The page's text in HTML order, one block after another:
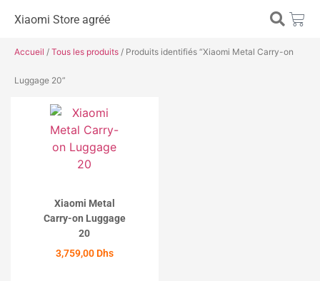
Xiaomi Store agréé
Accueil / Tous les produits / Produits identifiés “Xiaomi Metal Carry-on
Luggage 20”
Xiaomi Metal
Carry-on Luggage
20
3,759,00 Dhs